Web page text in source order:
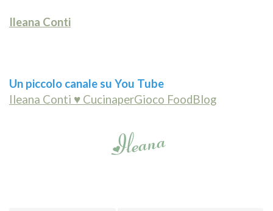
Ileana Conti
Un piccolo canale su You Tube
Ileana Conti ♥ CucinaperGioco FoodBlog